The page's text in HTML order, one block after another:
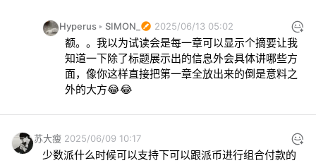
Hyperus SIMON_ 2025/06/13 05:02
额。。我以为试读会是每一章可以显示个摘要让我
知道一下除了标题展示出的信息外会具体讲哪些方
面，像你这样直接把第一章全放出来的倒是意料之
外的大方😂😂
苏大瘦 2025/06/09 10:17
少数派什么时候可以支持下可以跟派币进行组合付款的